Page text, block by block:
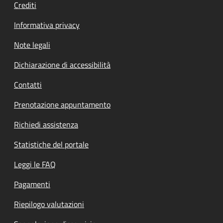
Crediti
Informativa privacy
Note legali
Dichiarazione di accessibilità
Contatti
Prenotazione appuntamento
Richiedi assistenza
Statistiche del portale
Leggi le FAQ
Pagamenti
Riepilogo valutazioni